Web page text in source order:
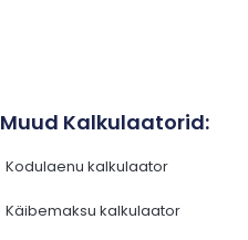
Muud Kalkulaatorid:
Kodulaenu kalkulaator
Käibemaksu kalkulaator